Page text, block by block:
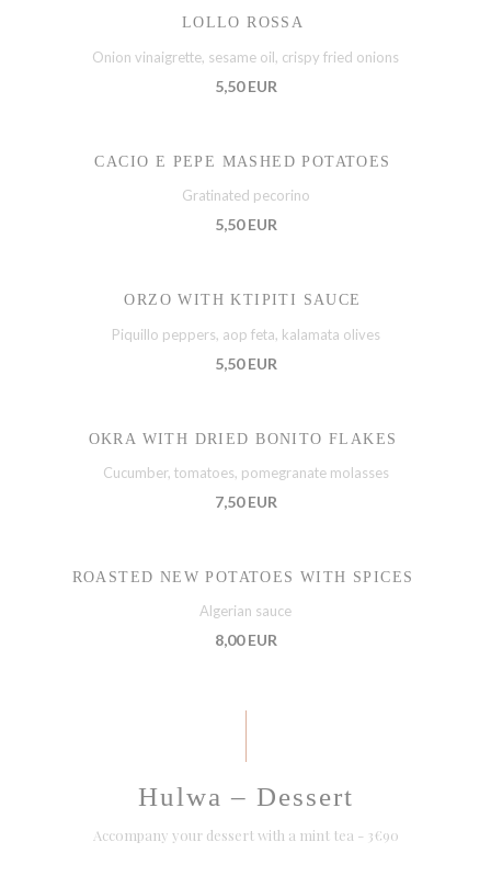
LOLLO ROSSA
Onion vinaigrette, sesame oil, crispy fried onions
5,50 EUR
CACIO E PEPE MASHED POTATOES
Gratinated pecorino
5,50 EUR
ORZO WITH KTIPITI SAUCE
Piquillo peppers, aop feta, kalamata olives
5,50 EUR
OKRA WITH DRIED BONITO FLAKES
Cucumber, tomatoes, pomegranate molasses
7,50 EUR
ROASTED NEW POTATOES WITH SPICES
Algerian sauce
8,00 EUR
Hulwa – Dessert
Accompany your dessert with a mint tea - 3€90